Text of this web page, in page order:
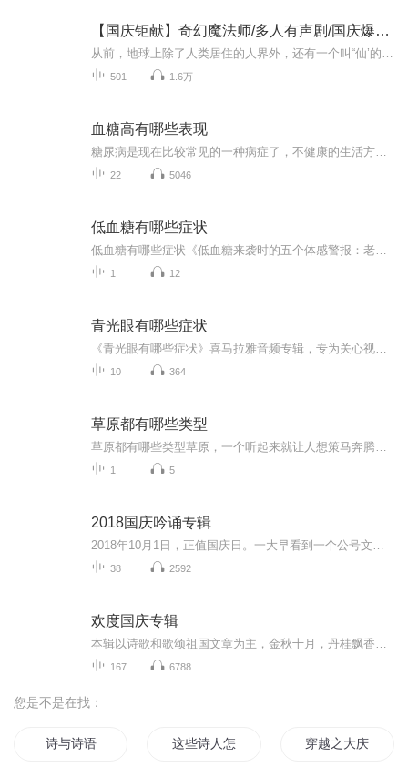
【国庆钜献】奇幻魔法师/多人有声剧/国庆爆更七天乐
501 1.6万
血糖高有哪些表现
22 5046
低血糖有哪些症状
1 12
青光眼有哪些症状
10 364
草原都有哪些类型
1 5
2018国庆吟诵专辑
38 2592
欢度国庆专辑
167 6788
您是不是在找：
诗与诗语 这些诗人怎么死的 穿越之大庆帝国